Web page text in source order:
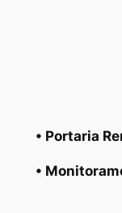
• Portaria
•